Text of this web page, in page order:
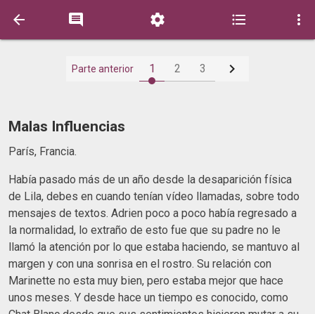
    
Parte anterior 1 2 3 
Malas Influencias
París, Francia.
Había pasado más de un año desde la desaparición física
de Lila, debes en cuando tenían vídeo llamadas, sobre todo
mensajes de textos. Adrien poco a poco había regresado a
la normalidad, lo extraño de esto fue que su padre no le
llamó la atención por lo que estaba haciendo, se mantuvo al
margen y con una sonrisa en el rostro. Su relación con
Marinette no esta muy bien, pero estaba mejor que hace
unos meses. Y desde hace un tiempo es conocido, como